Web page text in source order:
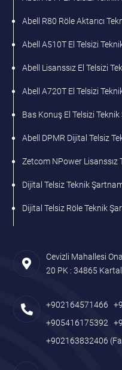
Abell R80 Röle Aktarıcı
Abell A510T El Telsizi
Abell Lisanssız El Telsizi
Abell A720T El Telsizi
Bas Konuş El Telsizi
Abell DPMR Dijital Telsiz
Zetcom NPower Lisanssız
Dijital Telsiz Teknik
Dijital Telsiz Röle Teknik
Cevizli Mahallesi
20 PK : 34865
+902164571466
+905416175392
+902163832406